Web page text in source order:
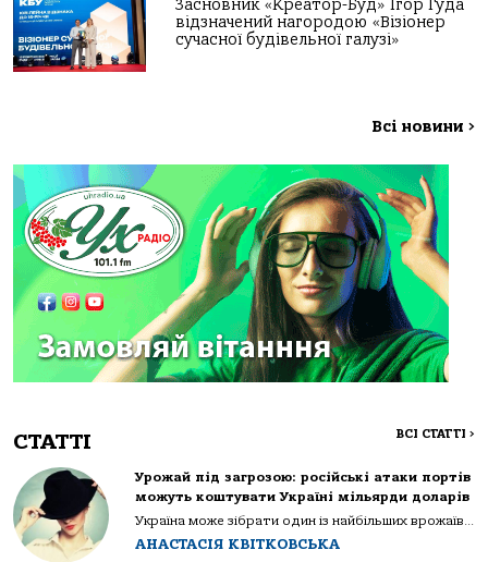
Засновник «Креатор-Буд» Ігор Гуда
відзначений нагородою «Візіонер
сучасної будівельної галузі»
Всі новини >
СТАТТІ ВСІ СТАТТІ >
Урожай під загрозою: російські атаки портів
можуть коштувати Україні мільярди доларів
Україна може зібрати один із найбільших врожаїв...
АНАСТАСІЯ КВІТКОВСЬКА